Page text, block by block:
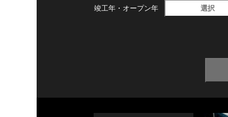
竣工年・ オープン年 選択